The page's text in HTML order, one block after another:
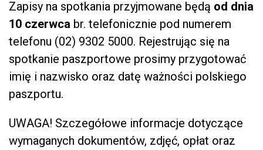
Zapisy na spotkania przyjmowane będą od dnia
10 czerwca br. telefonicznie pod numerem
telefonu (02) 9302 5000. Rejestrując się na
spotkanie paszportowe prosimy przygotować
imię i nazwisko oraz datę ważności polskiego
paszportu.
UWAGA! Szczegółowe informacje dotyczące
wymaganych dokumentów, zdjęć, opłat oraz